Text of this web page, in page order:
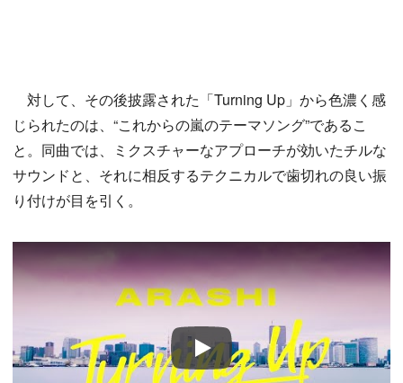
対して、その後披露された「Turning Up」から色濃く感
じられたのは、“これからの嵐のテーマソング”であるこ
と。同曲では、ミクスチャーなアプローチが効いたチルな
サウンドと、それに相反するテクニカルで歯切れの良い振
り付けが目を引く。
Play